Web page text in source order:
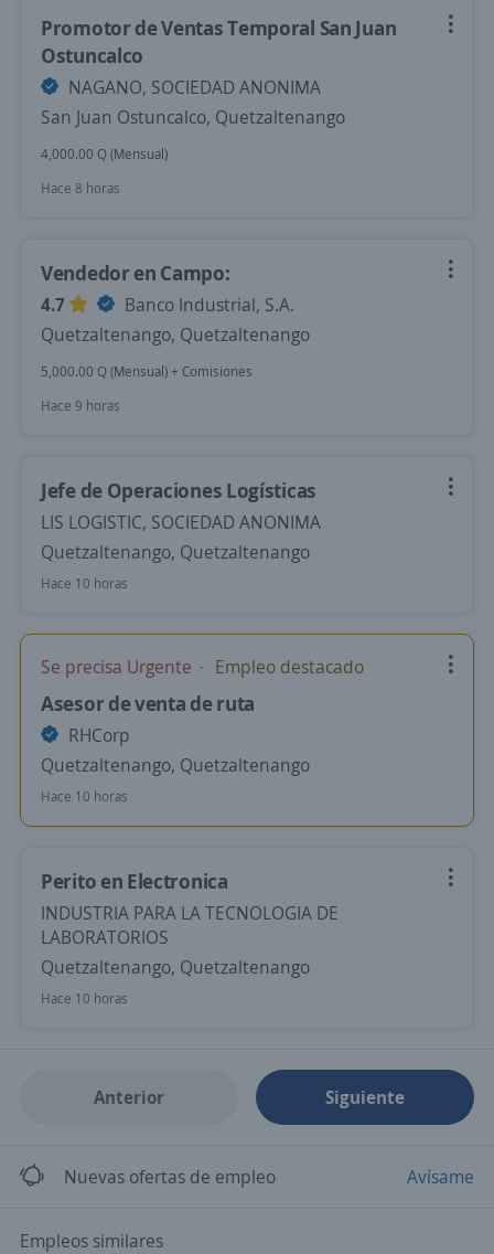
Promotor de Ventas Temporal San Juan
Ostuncalco
NAGANO, SOCIEDAD ANONIMA
San Juan Ostuncalco, Quetzaltenango
4,000.00 Q (Mensual)
Hace 8 horas
Vendedor en Campo:
4.7
Banco Industrial, S.A.
Quetzaltenango, Quetzaltenango
5,000.00 Q (Mensual) + Comisiones
Hace 9 horas
Jefe de Operaciones Logísticas
LIS LOGISTIC, SOCIEDAD ANONIMA
Quetzaltenango, Quetzaltenango
Hace 10 horas
Se precisa Urgente Empleo destacado
Asesor de venta de ruta
RHCorp
Quetzaltenango, Quetzaltenango
Hace 10 horas
Perito en Electronica
INDUSTRIA PARA LA TECNOLOGIA DE
LABORATORIOS
Quetzaltenango, Quetzaltenango
Hace 10 horas
Anterior Siguiente
Nuevas ofertas de empleo Avísame
Empleos similares